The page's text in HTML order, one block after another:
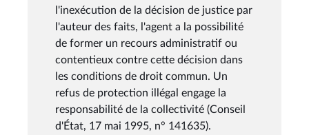
l'inexécution de la décision de justice par
l'auteur des faits, l'agent a la possibilité
de former un recours administratif ou
contentieux contre cette décision dans
les conditions de droit commun. Un
refus de protection illégal engage la
responsabilité de la collectivité (Conseil
d'État, 17 mai 1995, n° 141635).